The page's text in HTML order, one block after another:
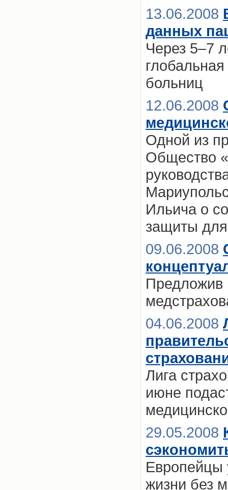
13.06.2008
данных
Через 5–7
больниц
12.06.2008
Одной из
Общество
Ильича о
защиты
09.06.2008
Предложив
04.06.2008
Лига
июне
29.05.2008
Европейцы
жизни без